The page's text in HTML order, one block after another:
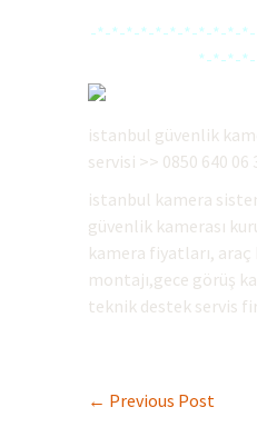
-*-*-*-*-*-*-*-*-*-*-
*-*-*-
istanbul güvenlik
servisi >> 0850 640 06
istanbul kamera
güvenlik kamerası
kamera fiyatları, araç
montajı,gece görüş
teknik destek servis
← Previous Post